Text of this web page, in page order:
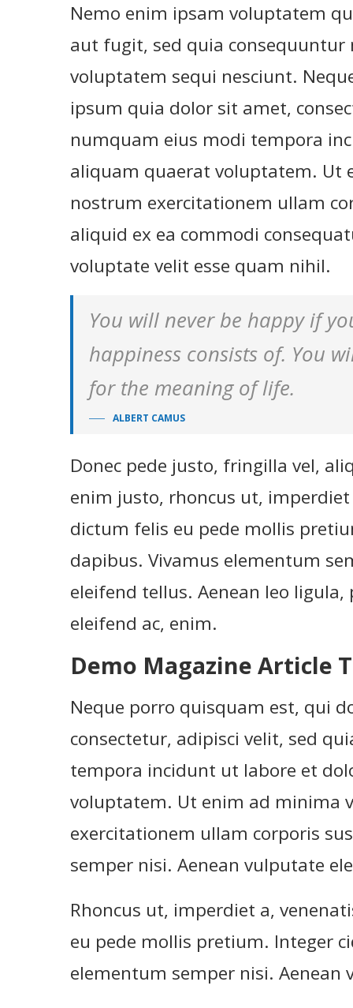
Nemo enim ipsam voluptatem
aut fugit, sed quia
voluptatem sequi nesciunt.
ipsum quia dolor sit amet,
numquam eius modi tempora
aliquam quaerat voluptatem. Ut
nostrum exercitationem ullam
aliquid ex ea commodi
voluptate velit esse quam nihil.
You will never be happy if
happiness consists of. You
for the meaning of life.
ALBERT CAMUS
Donec pede justo, fringilla vel,
enim justo, rhoncus ut,
dictum felis eu pede mollis
dapibus. Vivamus elementum
eleifend tellus. Aenean leo
eleifend ac, enim.
Demo Magazine Article
Neque porro quisquam est, qui
consectetur, adipisci velit, sed
tempora incidunt ut labore et
voluptatem. Ut enim ad minima
exercitationem ullam corporis
semper nisi. Aenean vulputate
Rhoncus ut, imperdiet a,
eu pede mollis pretium. Integer
elementum semper nisi.